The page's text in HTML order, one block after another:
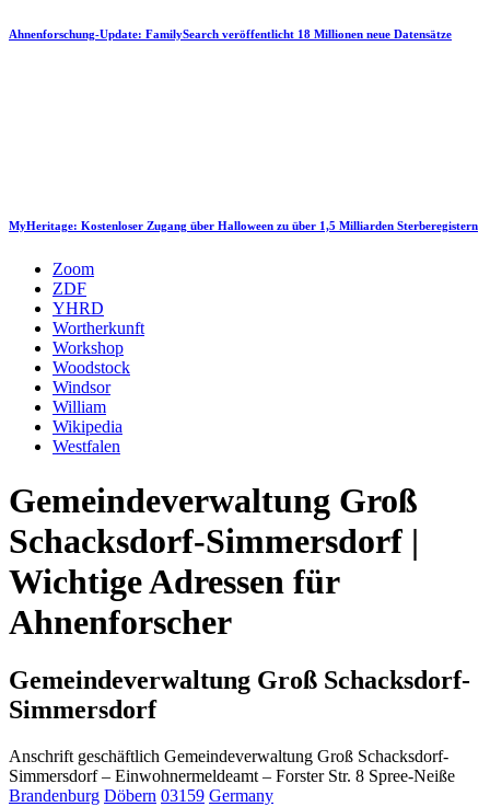
Ahnenforschung-Update: FamilySearch veröffentlicht 18 Millionen neue Datensätze
MyHeritage: Kostenloser Zugang über Halloween zu über 1,5 Milliarden Sterberegistern
Zoom
ZDF
YHRD
Wortherkunft
Workshop
Woodstock
Windsor
William
Wikipedia
Westfalen
Gemeindeverwaltung Groß
Schacksdorf-Simmersdorf |
Wichtige Adressen für
Ahnenforscher
Gemeindeverwaltung Groß Schacksdorf-
Simmersdorf
Anschrift geschäftlich Gemeindeverwaltung Groß Schacksdorf-
Simmersdorf – Einwohnermeldeamt – Forster Str. 8 Spree-Neiße
Brandenburg Döbern 03159 Germany